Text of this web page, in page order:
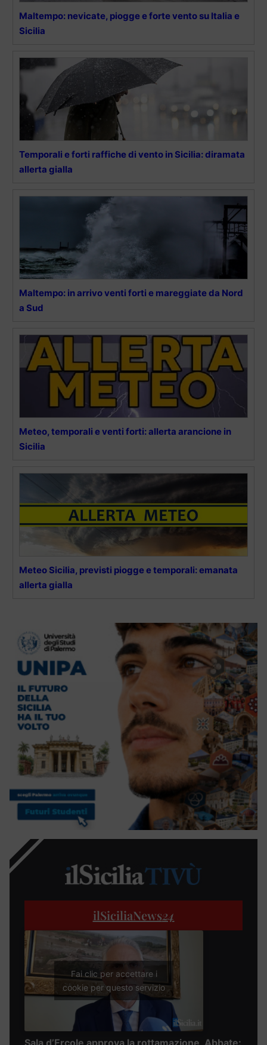
Maltempo: nevicate, piogge e forte vento su Italia e
Sicilia
Temporali e forti raffiche di vento in Sicilia: diramata
allerta gialla
Maltempo: in arrivo venti forti e mareggiate da Nord
a Sud
Meteo, temporali e venti forti: allerta arancione in
Sicilia
Meteo Sicilia, previsti piogge e temporali: emanata
allerta gialla
ilSiciliaNews24
Fai clic per accettare i
cookie per questo servizio
Sala d’Ercole approva la rottamazione, Abbate: